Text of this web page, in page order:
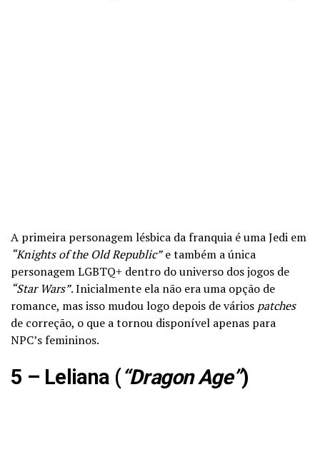
A primeira personagem lésbica da franquia é uma Jedi em
“Knights of the Old Republic”e também a única
personagem LGBTQ+ dentro do universo dos jogos de
“Star Wars”. Inicialmente ela não era uma opção de
romance, mas isso mudou logo depois de vários patches
de correção, o que a tornou disponível apenas para
NPC’s femininos.
5 – Leliana (“Dragon Age”)